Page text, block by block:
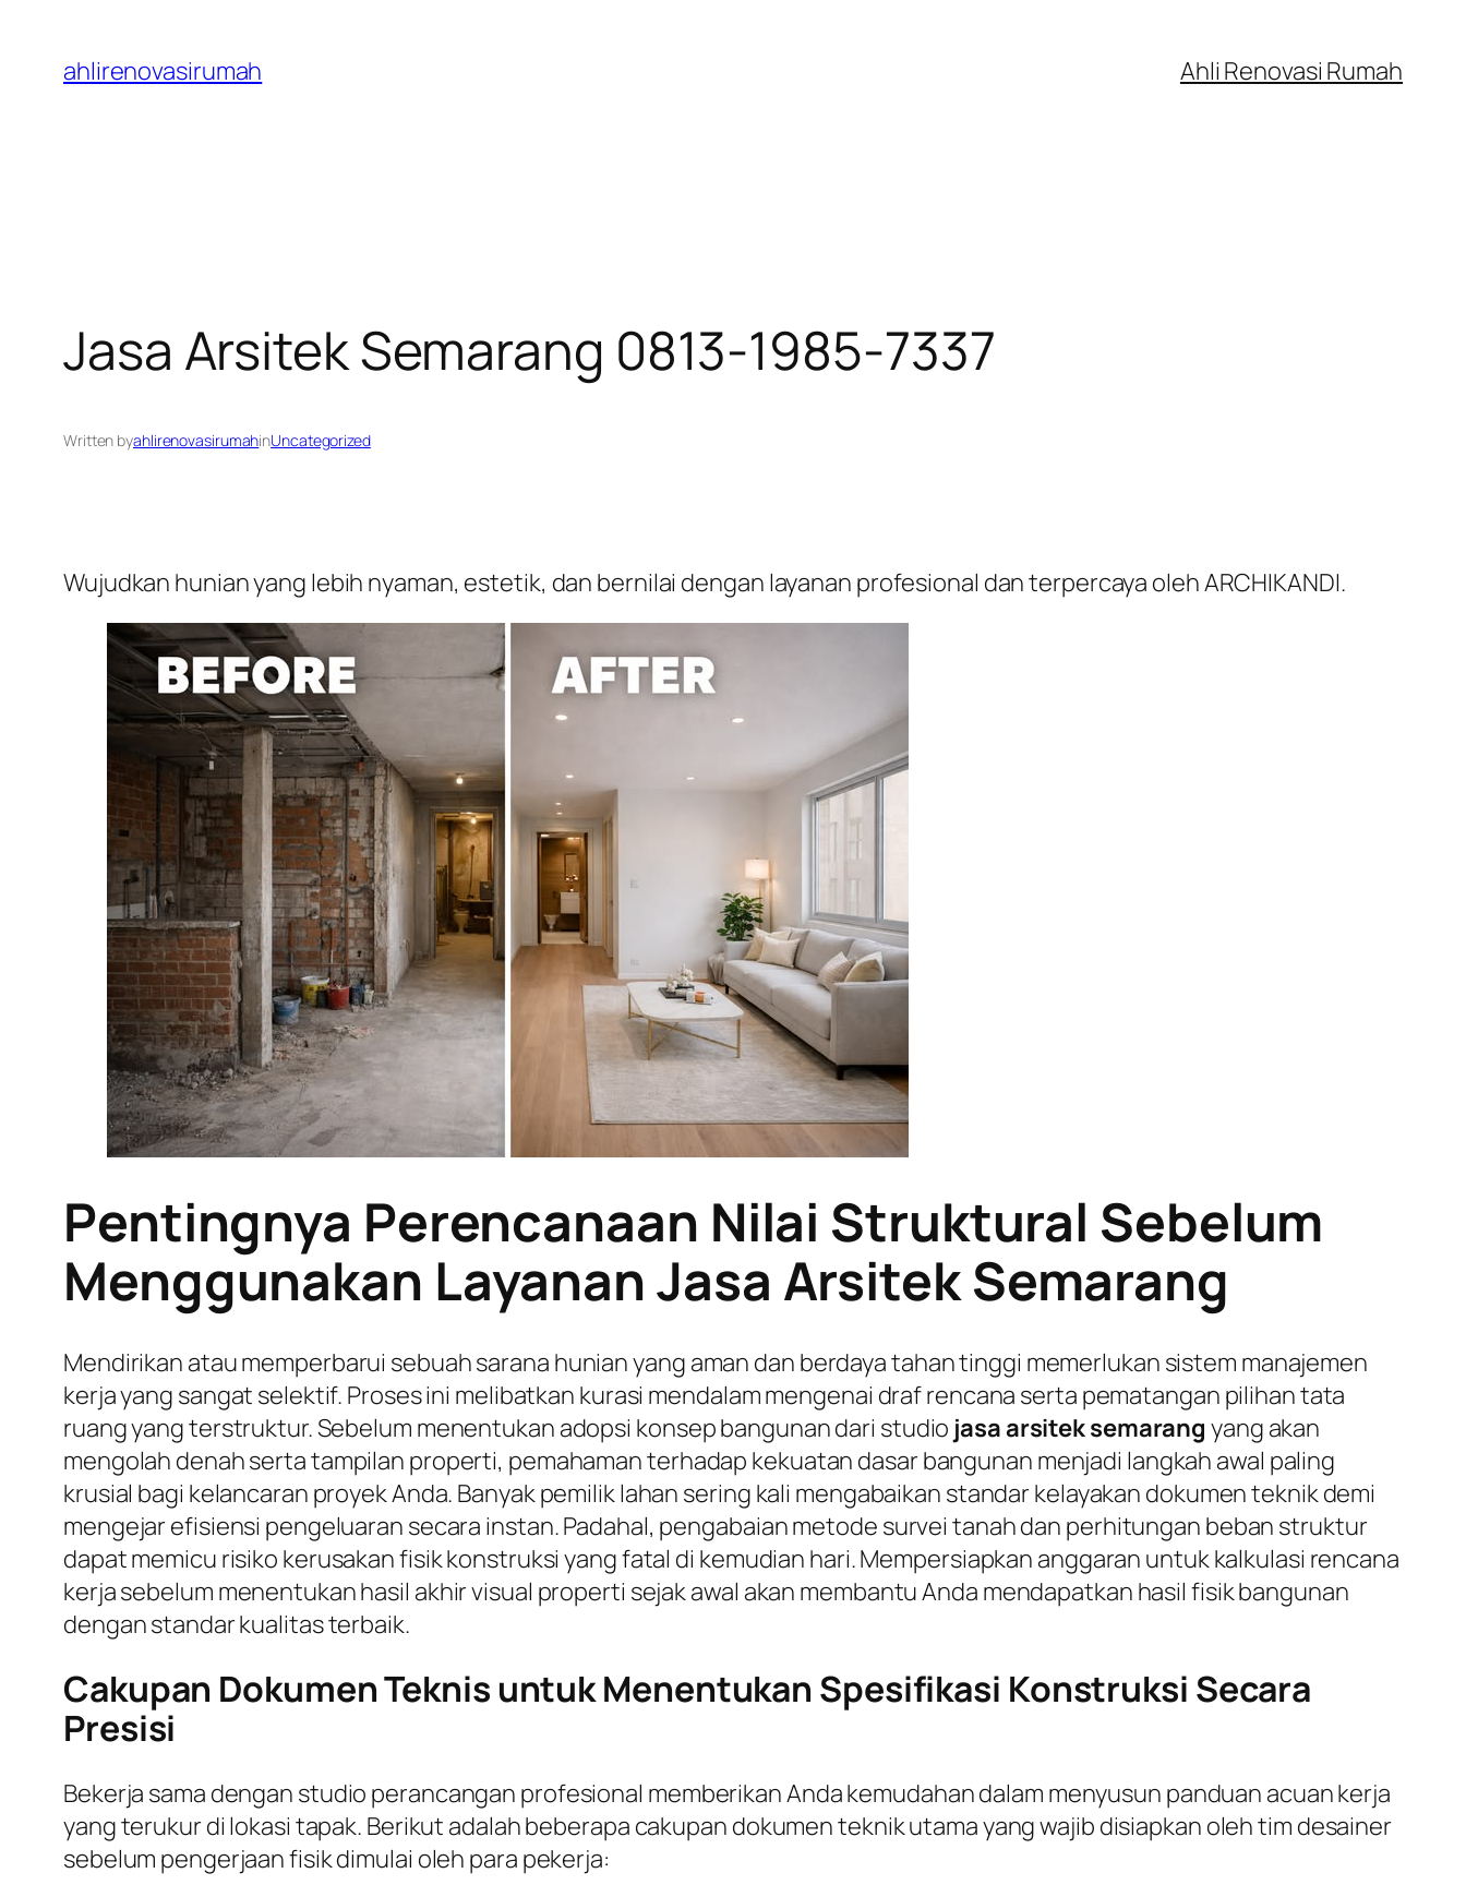
content
ahlirenovasirumah Ahli Renovasi Rumah
Jasa Arsitek Semarang 0813-1985-7337
Written byahlirenovasirumahinUncategorized
Wujudkan hunian yang lebih nyaman, estetik, dan bernilai dengan layanan profesional dan terpercaya oleh ARCHIKANDI.
Pentingnya Perencanaan Nilai Struktural Sebelum
Menggunakan Layanan Jasa Arsitek Semarang
Mendirikan atau memperbarui sebuah sarana hunian yang aman dan berdaya tahan tinggi memerlukan sistem manajemen
kerja yang sangat selektif. Proses ini melibatkan kurasi mendalam mengenai draf rencana serta pematangan pilihan tata
ruang yang terstruktur. Sebelum menentukan adopsi konsep bangunan dari studio jasa arsitek semarang yang akan
mengolah denah serta tampilan properti, pemahaman terhadap kekuatan dasar bangunan menjadi langkah awal paling
krusial bagi kelancaran proyek Anda. Banyak pemilik lahan sering kali mengabaikan standar kelayakan dokumen teknik demi
mengejar efisiensi pengeluaran secara instan. Padahal, pengabaian metode survei tanah dan perhitungan beban struktur
dapat memicu risiko kerusakan fisik konstruksi yang fatal di kemudian hari. Mempersiapkan anggaran untuk kalkulasi rencana
kerja sebelum menentukan hasil akhir visual properti sejak awal akan membantu Anda mendapatkan hasil fisik bangunan
dengan standar kualitas terbaik.
Cakupan Dokumen Teknis untuk Menentukan Spesifikasi Konstruksi Secara
Presisi
Bekerja sama dengan studio perancangan profesional memberikan Anda kemudahan dalam menyusun panduan acuan kerja
yang terukur di lokasi tapak. Berikut adalah beberapa cakupan dokumen teknik utama yang wajib disiapkan oleh tim desainer
sebelum pengerjaan fisik dimulai oleh para pekerja: